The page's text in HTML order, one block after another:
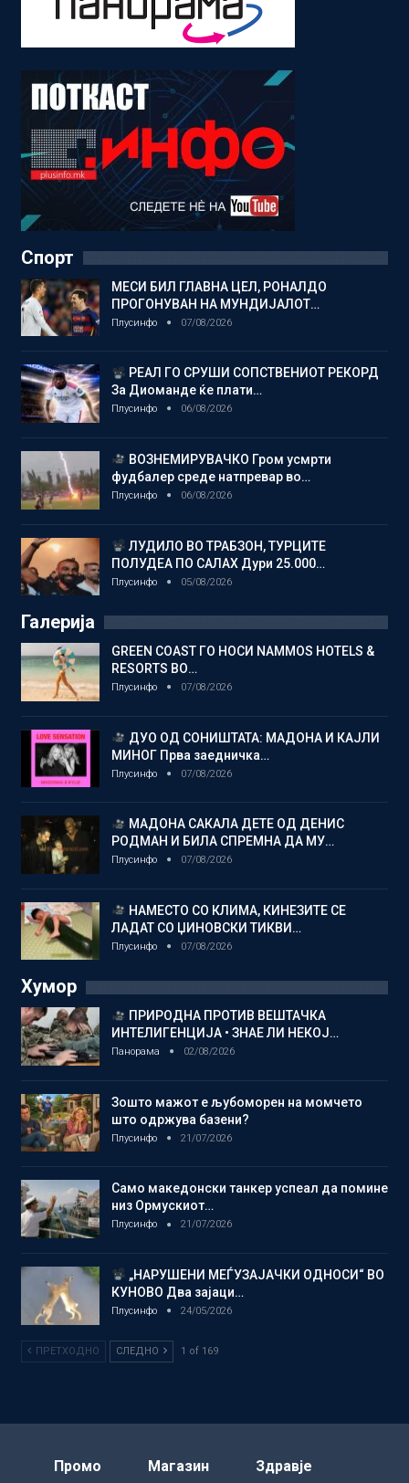
Спорт
МЕСИ БИЛ ГЛАВНА ЦЕЛ, РОНАЛДО
ПРОГОНУВАН НА МУНДИЈАЛОТ…
Плусинфо 07/08/2026
РЕАЛ ГО СРУШИ СОПСТВЕНИОТ РЕКОРД
За Диоманде ќе плати…
Плусинфо 06/08/2026
ВОЗНЕМИРУВАЧКО Гром усмрти
фудбалер среде натпревар во…
Плусинфо 06/08/2026
ЛУДИЛО ВО ТРАБЗОН, ТУРЦИТЕ
ПОЛУДЕА ПО САЛАХ Дури 25.000…
Плусинфо 05/08/2026
Галерија
GREEN COAST ГО НОСИ NAMMOS HOTELS &
RESORTS ВО…
Плусинфо 07/08/2026
ДУО ОД СОНИШТАТА: МАДОНА И КАЈЛИ
МИНОГ Прва заедничка…
Плусинфо 07/08/2026
МАДОНА САКАЛА ДЕТЕ ОД ДЕНИС
РОДМАН И БИЛА СПРЕМНА ДА МУ…
Плусинфо 07/08/2026
НАМЕСТО СО КЛИМА, КИНЕЗИТЕ СЕ
ЛАДАТ СО ЏИНОВСКИ ТИКВИ…
Плусинфо 07/08/2026
Хумор
ПРИРОДНА ПРОТИВ ВЕШТАЧКА
ИНТЕЛИГЕНЦИЈА • ЗНАЕ ЛИ НЕКОЈ…
Панорама 02/08/2026
Зошто мажот е љубоморен на момчето
што одржува базени?
Плусинфо 21/07/2026
Само македонски танкер успеал да помине
низ Ормускиот…
Плусинфо 21/07/2026
„НАРУШЕНИ МЕЃУЗАЈАЧКИ ОДНОСИ“ ВО
КУНОВО Два зајаци…
Плусинфо 24/05/2026
ПРЕТХОДНО СЛЕДНО 1 of 169
Промо Магазин Здравје